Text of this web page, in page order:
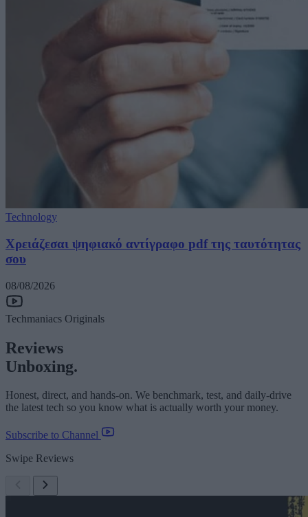
Technology
Χρειάζεσαι ψηφιακό αντίγραφο pdf της ταυτότητας
σου
08/08/2026
Techmaniacs Originals
Reviews
Unboxing.
Honest, direct, and hands-on. We benchmark, test, and daily-drive
the latest tech so you know what is actually worth your money.
Subscribe to Channel
Swipe Reviews